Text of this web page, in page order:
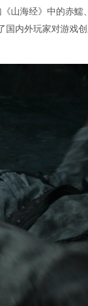
山海经》中的赤鱬
国内外玩家对游戏